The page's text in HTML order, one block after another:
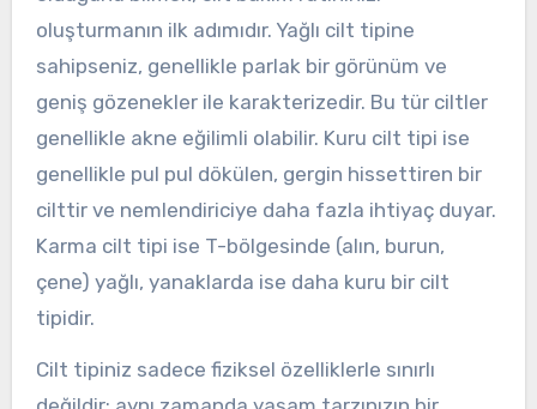
oluşturmanın ilk adımıdır. Yağlı cilt tipine
sahipseniz, genellikle parlak bir görünüm ve
geniş gözenekler ile karakterizedir. Bu tür ciltler
genellikle akne eğilimli olabilir. Kuru cilt tipi ise
genellikle pul pul dökülen, gergin hissettiren bir
cilttir ve nemlendiriciye daha fazla ihtiyaç duyar.
Karma cilt tipi ise T-bölgesinde (alın, burun,
çene) yağlı, yanaklarda ise daha kuru bir cilt
tipidir.
Cilt tipiniz sadece fiziksel özelliklerle sınırlı